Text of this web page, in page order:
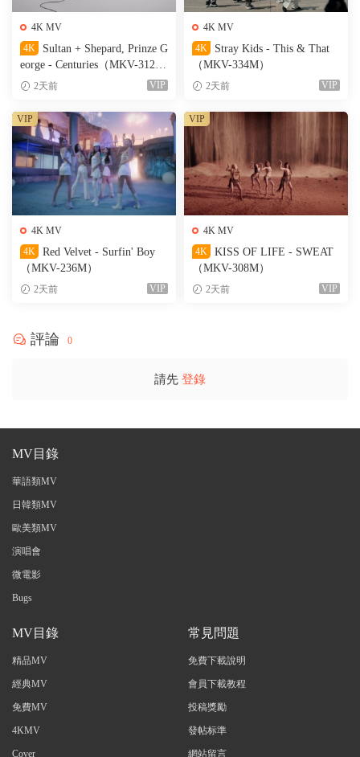
4K MV
4K
Sultan + Shepard, Prinze G
eorge - Centuries（MKV-312
M）2天前 VIP
4K MV
4K
Stray Kids - This & That
（MKV-334M）
2天前 VIP
4K MV
4K
Red Velvet - Surfin' Boy
（MKV-236M）
2天前 VIP
VIP
4K MV
4K
KISS OF LIFE - SWEAT
（MKV-308M）
2天前 VIP
VIP
評論 0
請先 登錄
MV目錄
華語類MV
日韓類MV
歐美類MV
演唱會
微電影
Bugs
MV目錄
精品MV
經典MV
免費MV
4KMV
Cover
常見問題
免費下載說明
會員下載教程
投稿獎勵
發帖标準
網站留言